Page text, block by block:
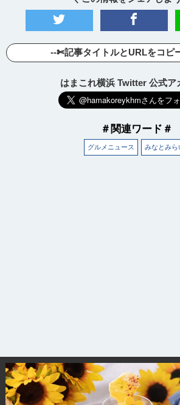
--✄記事タイトルとURLをコ
はまこれ横浜 Twitter 公式ア
＃関連ワード＃
グルメニュース みなとみら